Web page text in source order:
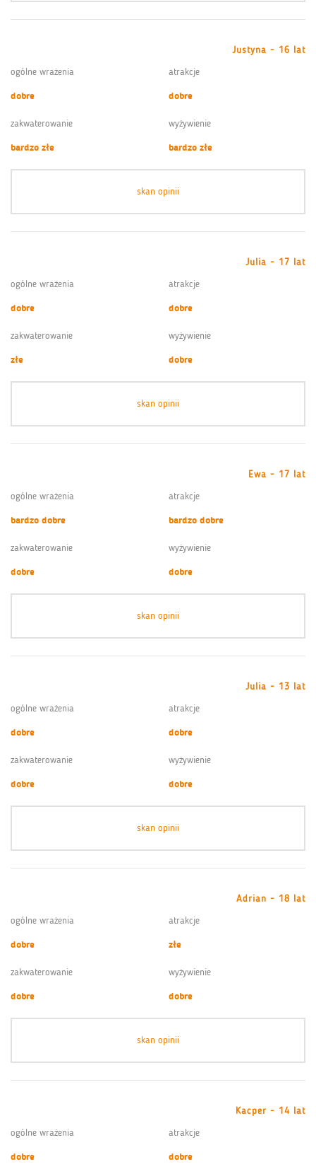
Justyna - 16 lat
ogólne wrażenia
dobre
atrakcje
dobre
zakwaterowanie
bardzo złe
wyżywienie
bardzo złe
skan opinii
Julia - 17 lat
ogólne wrażenia
dobre
atrakcje
dobre
zakwaterowanie
złe
wyżywienie
dobre
skan opinii
Ewa - 17 lat
ogólne wrażenia
bardzo dobre
atrakcje
bardzo dobre
zakwaterowanie
dobre
wyżywienie
dobre
skan opinii
Julia - 13 lat
ogólne wrażenia
dobre
atrakcje
dobre
zakwaterowanie
dobre
wyżywienie
dobre
skan opinii
Adrian - 18 lat
ogólne wrażenia
dobre
atrakcje
złe
zakwaterowanie
dobre
wyżywienie
dobre
skan opinii
Kacper - 14 lat
ogólne wrażenia
dobre
atrakcje
dobre